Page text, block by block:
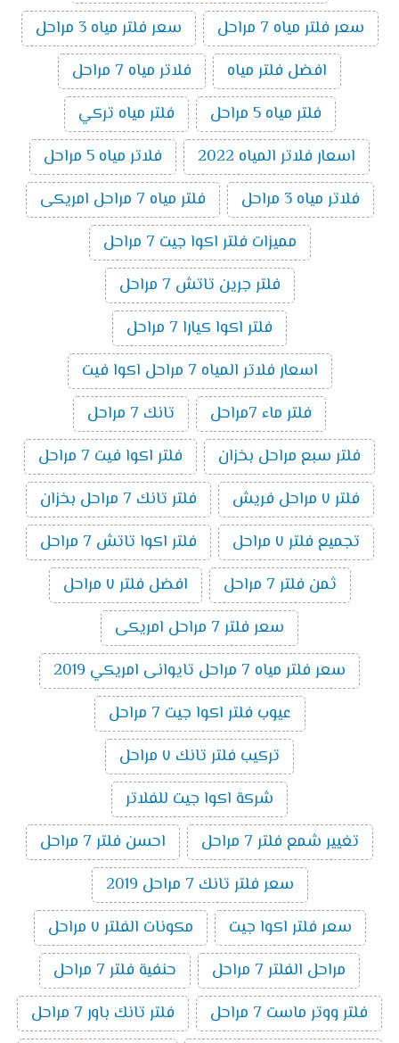
سعر فلتر مياه 7 مراحل
سعر فلتر مياه 3 مراحل
افضل فلتر مياه
فلاتر مياه 7 مراحل
فلتر مياه 5 مراحل
فلتر مياه تركي
اسعار فلاتر المياه 2022
فلاتر مياه 5 مراحل
فلاتر مياه 3 مراحل
فلتر مياه 7 مراحل امريكى
مميزات فلتر اكوا جيت 7 مراحل
فلتر جرين تاتش 7 مراحل
فلتر اكوا كيارا 7 مراحل
اسعار فلاتر المياه 7 مراحل اكوا فيت
فلتر ماء 7مراحل
تانك 7 مراحل
فلتر سبع مراحل بخزان
فلتر اكوا فيت 7 مراحل
فلتر ٧ مراحل فريش
فلتر تانك 7 مراحل بخزان
تجميع فلتر ٧ مراحل
فلتر اكوا تاتش 7 مراحل
ثمن فلتر 7 مراحل
افضل فلتر ٧ مراحل
سعر فلتر 7 مراحل امريكى
سعر فلتر مياه 7 مراحل تايوانى امريكي 2019
عيوب فلتر اكوا جيت 7 مراحل
تركيب فلتر تانك ٧ مراحل
شركة اكوا جيت للفلاتر
تغيير شمع فلتر 7 مراحل
احسن فلتر 7 مراحل
سعر فلتر تانك 7 مراحل 2019
سعر فلتر اكوا جيت
مكونات الفلتر ٧ مراحل
مراحل الفلتر 7 مراحل
حنفية فلتر 7 مراحل
فلتر ووتر ماست 7 مراحل
فلتر تانك باور 7 مراحل